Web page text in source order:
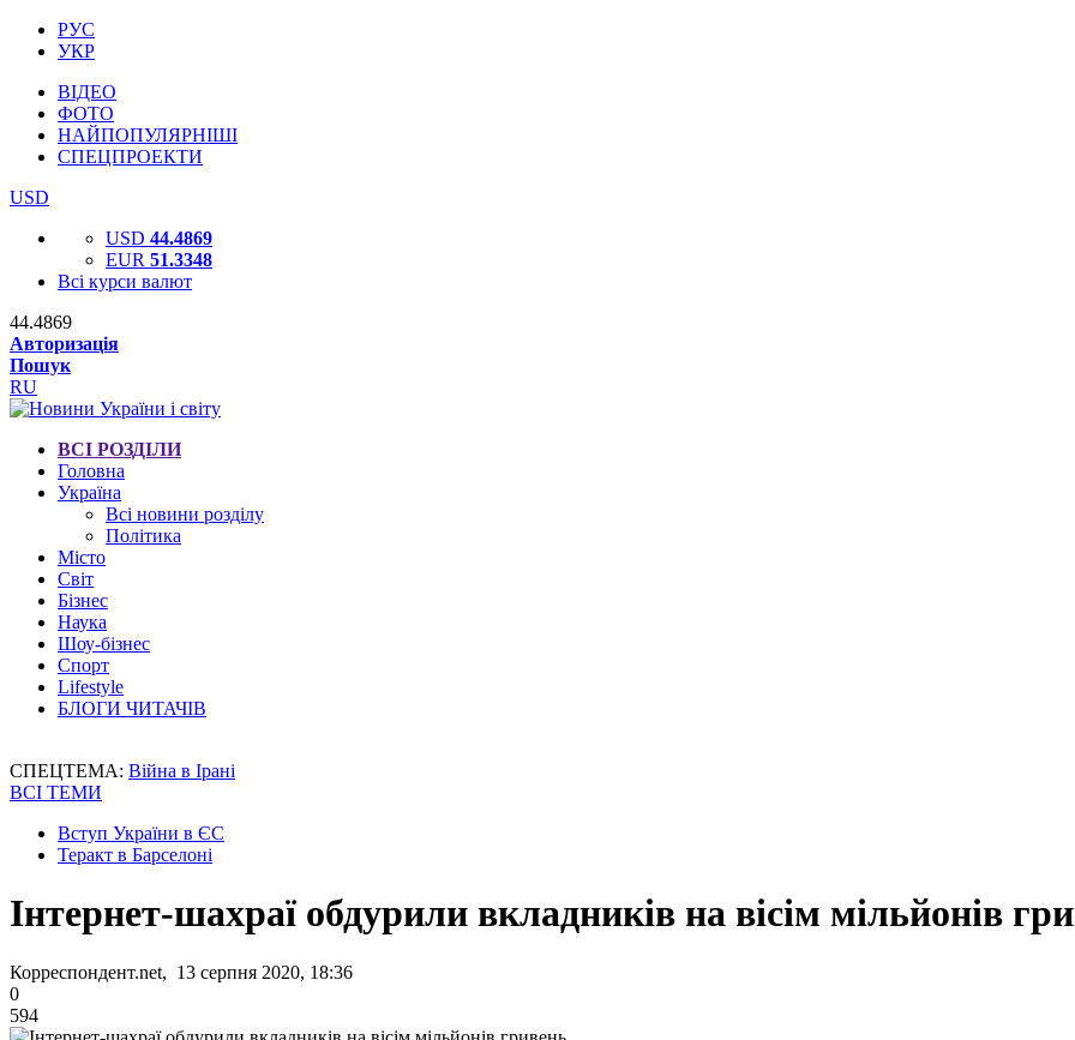
РУС
УКР
ВІДЕО
ФОТО
НАЙПОПУЛЯРНІШІ
СПЕЦПРОЕКТИ
USD
USD 44.4869
EUR 51.3348
Всі курси валют
44.4869
Авторизація
Пошук
RU
ВСІ РОЗДІЛИ
Головна
Україна
Всі новини розділу
Політика
Місто
Світ
Бізнес
Наука
Шоу-бізнес
Спорт
Lifestyle
БЛОГИ ЧИТАЧІВ
СПЕЦТЕМА: Війна в Ірані
ВСІ ТЕМИ
Вступ України в ЄС
Теракт в Барселоні
Інтернет-шахраї обдурили вкладників на вісім мільйонів
Корреспондент.net, 13 серпня 2020, 18:36
0
594